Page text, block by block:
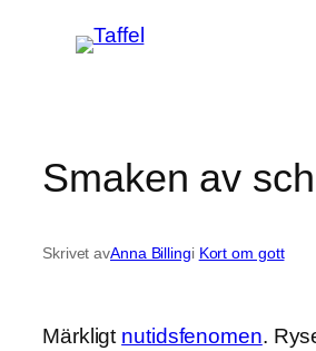
Smaken av
Skrivet avAnna Billingi Kort om gott
Märkligt nutidsfenomen.